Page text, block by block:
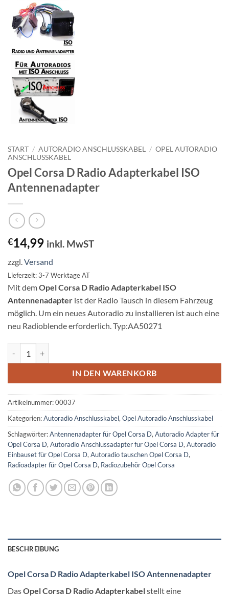
START / AUTORADIO ANSCHLUSSKABEL / OPEL AUTORADIO
ANSCHLUSSKABEL
Opel Corsa D Radio Adapterkabel ISO
Antennenadapter
€14,99 inkl. MwST
zzgl.Versand
Lieferzeit: 3-7 Werktage AT
Mit demOpel Corsa D Radio Adapterkabel ISO
Antennenadapter ist der Radio Tausch in diesem Fahrzeug
möglich. Um ein neues Autoradio zu installieren ist auch eine
neu Radioblende erforderlich. Typ:AA50271
IN DEN WARENKORB
Artikelnummer:00037
Kategorien:Autoradio Anschlusskabel, Opel Autoradio Anschlusskabel
Schlagwörter:Antennenadapter für Opel Corsa D, Autoradio Adapter für
Opel Corsa D, Autoradio Anschlussadapter für Opel Corsa D, Autoradio
Einbauset für Opel Corsa D, Autoradio tauschen Opel Corsa D,
Radioadapter für Opel Corsa D, Radiozubehör Opel Corsa
BESCHREIBUNG
Opel Corsa D Radio Adapterkabel ISO Antennenadapter
DasOpel Corsa D Radio Adapterkabelstellt eine